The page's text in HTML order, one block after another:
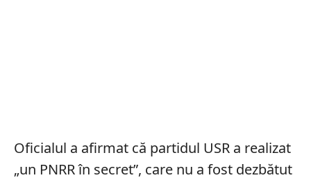
Oficialul a afirmat că partidul USR a realizat
„un PNRR în secret”, care nu a fost dezbătut